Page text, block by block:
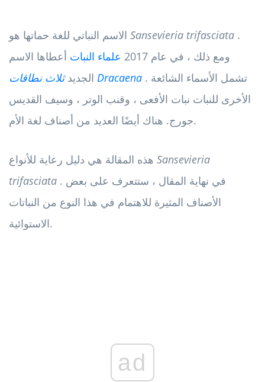
Sansevieria trifasciata .
ومع ذلك ، في عام 2017
علماء النبات أعطاها الاسم
الجديد ثلاث نطاقات Dracaena . تشمل الأسماء الشائعة
الأخرى للنبات نبات الأفعى ، وقنب الوتر ، وسيف القديس
جورج. هناك أيضًا العديد من أصناف لغة الأم.
Sansevieria
trifasciata . في نهاية المقال ، ستتعرف على بعض
الأصناف المثيرة للاهتمام في هذا النوع من النباتات
الاستوائية.
ad